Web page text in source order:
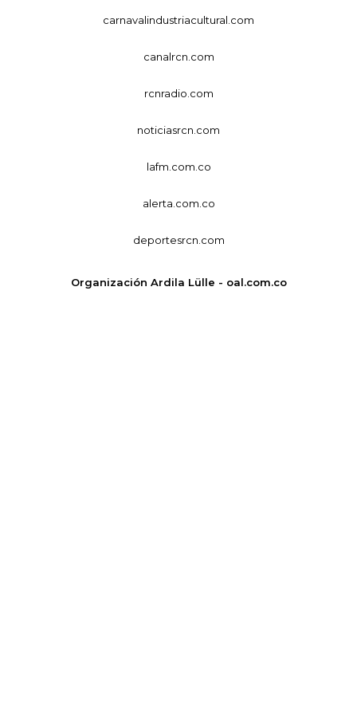
carnavalindustriacultural.com
canalrcn.com
rcnradio.com
noticiasrcn.com
lafm.com.co
alerta.com.co
deportesrcn.com
Organización Ardila Lülle - oal.com.co